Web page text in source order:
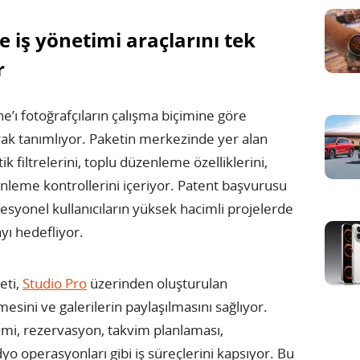
iş yönetimi araçlarını tek
fotoğrafçıların çalışma biçimine göre
tanımlıyor. Paketin merkezinde yer alan
filtrelerini, toplu düzenleme özelliklerini,
kontrollerini içeriyor. Patent başvurusu
kullanıcıların yüksek hacimli projelerde
hedefliyor.
Studio Pro üzerinden oluşturulan
ve galerilerin paylaşılmasını sağlıyor.
rezervasyon, takvim planlaması,
operasyonları gibi iş süreçlerini kapsıyor. Bu